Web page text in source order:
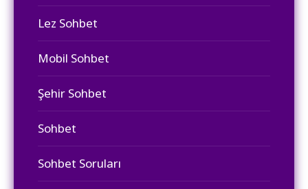
Lez Sohbet
Mobil Sohbet
Şehir Sohbet
Sohbet
Sohbet Soruları